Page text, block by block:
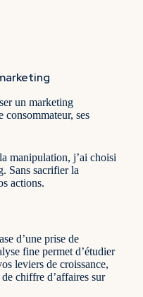
un marketing
consommateur, ses
manipulation, j’ai choisi
Sans sacrifier la
actions.
d’une prise de
fine permet d’étudier
leviers de croissance,
chiffre d’affaires sur